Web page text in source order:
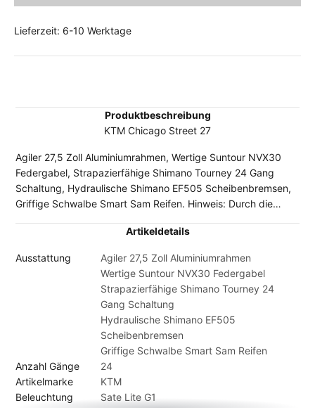
Lieferzeit: 6-10 Werktage
Produktbeschreibung
KTM Chicago Street 27
Agiler 27,5 Zoll Aluminiumrahmen, Wertige Suntour NVX30
Federgabel, Strapazierfähige Shimano Tourney 24 Gang
Schaltung, Hydraulische Shimano EF505 Scheibenbremsen,
Griffige Schwalbe Smart Sam Reifen. Hinweis: Durch die
vereinzelt Komponenten der abgebildeten Original-
Bauteile ersetzt worden sind. In Einzelfällen ist es möglich,
dass das gelieferte Fahrrad von den Abbildungen im Shop
Artikeldetails
Ausstattung
Agiler 27,5 Zoll Aluminiumrahmen
Wertige Suntour NVX30 Federgabel
Strapazierfähige Shimano Tourney 24
Gang Schaltung
Hydraulische Shimano EF505
Scheibenbremsen
Griffige Schwalbe Smart Sam Reifen
Anzahl Gänge
24
Artikelmarke
KTM
Beleuchtung
Sate Lite G1